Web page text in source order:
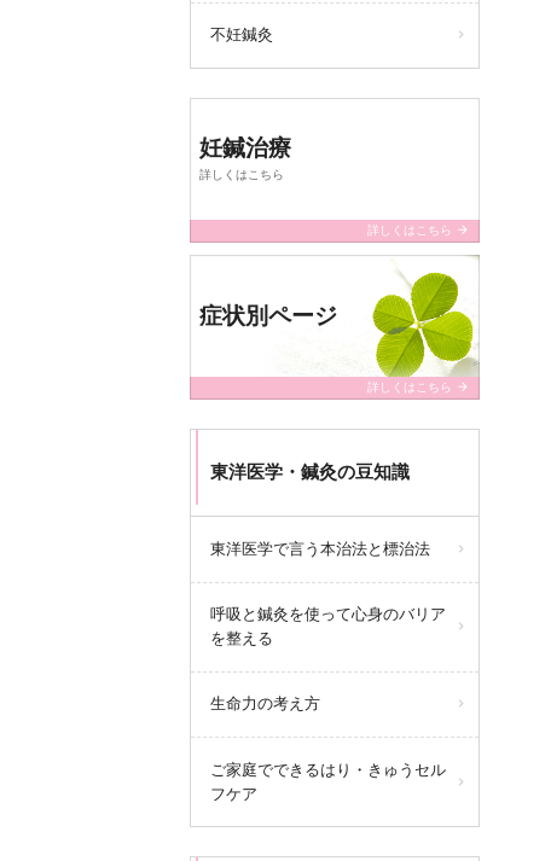
不妊鍼灸
妊鍼治療
詳しくはこちら
詳しくはこちら arrow_forward
症状別ページ
詳しくはこちら arrow_forward
東洋医学・鍼灸の豆知識
東洋医学で言う本治法と標治法
呼吸と鍼灸を使って心身のバリア
を整える
生命力の考え方
ご家庭でできるはり・きゅうセル
フケア